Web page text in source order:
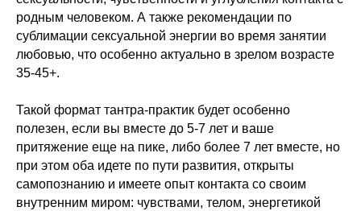
родным человеком. А также рекомендации по
сублимации сексуальной энергии во время занятии
любовью, что особенно актуально в зрелом возрасте
35-45+.
Такой формат тантра-практик будет особенно
полезен, если вы вместе до 5-7 лет и ваше
притяжение еще на пике, либо более 7 лет вместе, но
при этом оба идете по пути развития, открыты
самопознанию и имеете опыт контакта со своим
внутренним миром: чувствами, телом, энергетикой